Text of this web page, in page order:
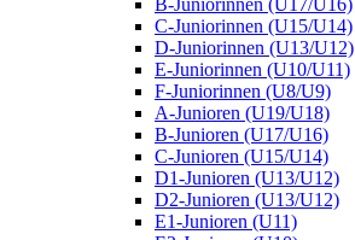
C-Juniorinnen (U15/U14)
D-Juniorinnen (U13/U12)
E-Juniorinnen (U10/U11)
F-Juniorinnen (U8/U9)
A-Junioren (U19/U18)
B-Junioren (U17/U16)
C-Junioren (U15/U14)
D1-Junioren (U13/U12)
D2-Junioren (U13/U12)
E1-Junioren (U11)